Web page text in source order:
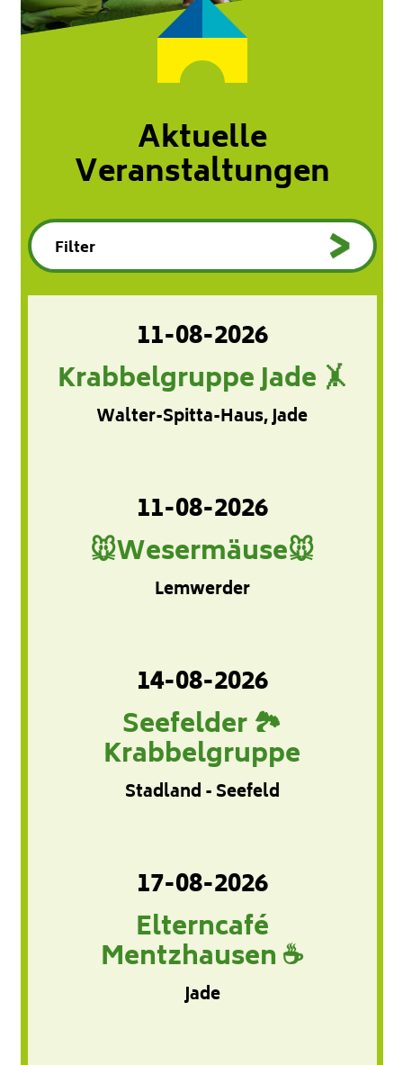
Aktuelle
Veranstaltungen
11-08-2026
Krabbelgruppe Jade 🤸
Walter-Spitta-Haus, Jade
11-08-2026
🐭Wesermäuse🐭
Lemwerder
14-08-2026
Seefelder 🏞️
Krabbelgruppe
Stadland - Seefeld
17-08-2026
Elterncafé
Mentzhausen ☕
Jade